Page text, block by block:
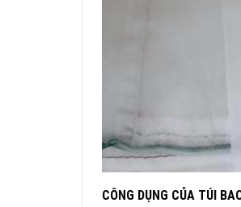
CÔNG DỤNG CỦA TÚI